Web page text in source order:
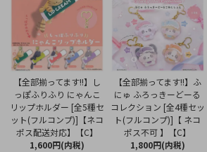
【全部揃ってます!!】し
っぽふりふり にゃんこ
リップホルダー [全5種セ
ット(フルコンプ)]【ネコ
ポス配送対応】【C】
1,600円(内税)
【全部揃ってます!!】ふ
にゅ ふろっきーどーる
コレクション [全4種セッ
ト(フルコンプ)]【 ネコ
ポス不可 】【C】
1,800円(内税)